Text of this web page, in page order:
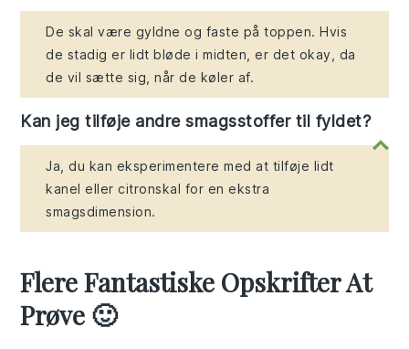
De skal være gyldne og faste på toppen. Hvis
de stadig er lidt bløde i midten, er det okay, da
de vil sætte sig, når de køler af.
Kan jeg tilføje andre smagsstoffer til fyldet?
Ja, du kan eksperimentere med at tilføje lidt
kanel eller citronskal for en ekstra
smagsdimension.
Flere Fantastiske Opskrifter At
Prøve 🙂